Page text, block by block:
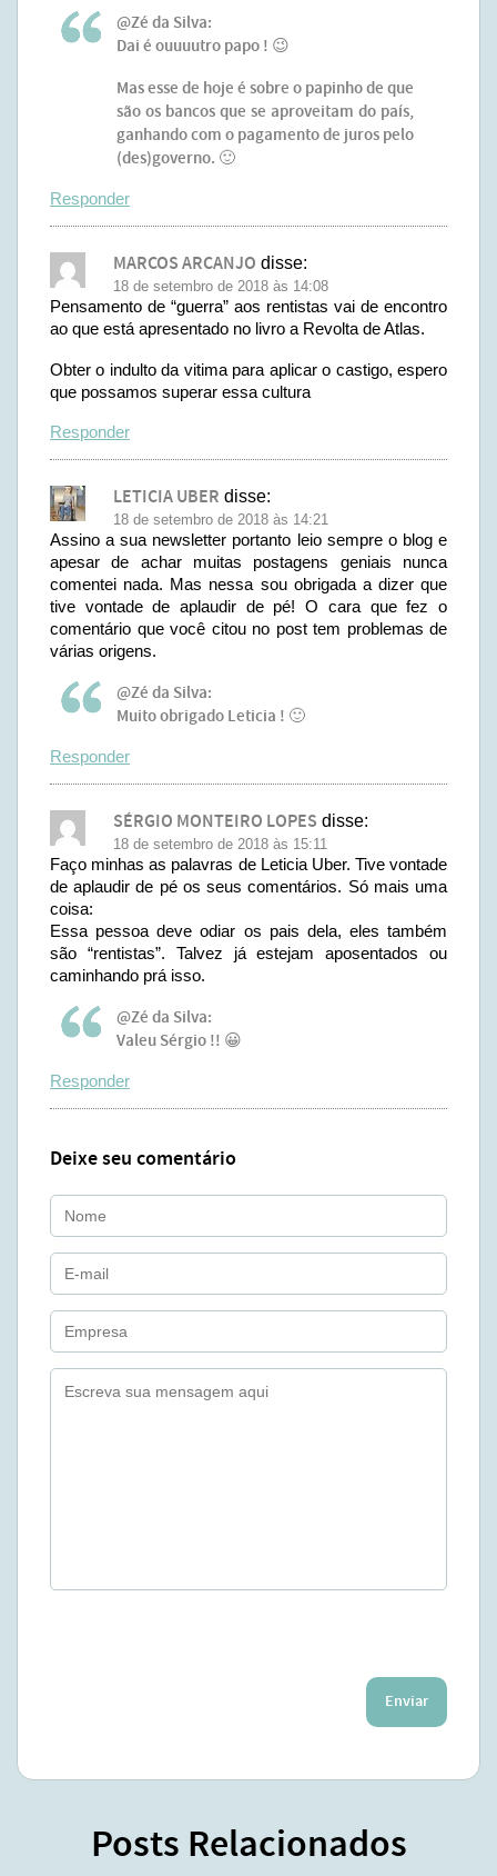
@Zé da Silva:
Dai é ouuuutro papo ! 😉
Mas esse de hoje é sobre o papinho de que
são os bancos que se aproveitam do país,
ganhando com o pagamento de juros pelo
(des)governo. 🙂
Responder
MARCOS ARCANJO disse:
18 de setembro de 2018 às 14:08
Pensamento de “guerra” aos rentistas vai de encontro
ao que está apresentado no livro a Revolta de Atlas.
Obter o indulto da vitima para aplicar o castigo, espero
que possamos superar essa cultura
Responder
LETICIA UBER disse:
18 de setembro de 2018 às 14:21
Assino a sua newsletter portanto leio sempre o blog e
apesar de achar muitas postagens geniais nunca
comentei nada. Mas nessa sou obrigada a dizer que
tive vontade de aplaudir de pé! O cara que fez o
comentário que você citou no post tem problemas de
várias origens.
@Zé da Silva:
Muito obrigado Leticia ! 🙂
Responder
SÉRGIO MONTEIRO LOPES disse:
18 de setembro de 2018 às 15:11
Faço minhas as palavras de Leticia Uber. Tive vontade
de aplaudir de pé os seus comentários. Só mais uma
coisa:
Essa pessoa deve odiar os pais dela, eles também
são “rentistas”. Talvez já estejam aposentados ou
caminhando prá isso.
@Zé da Silva:
Valeu Sérgio !! 😀
Responder
Deixe seu comentário
Enviar
Posts Relacionados